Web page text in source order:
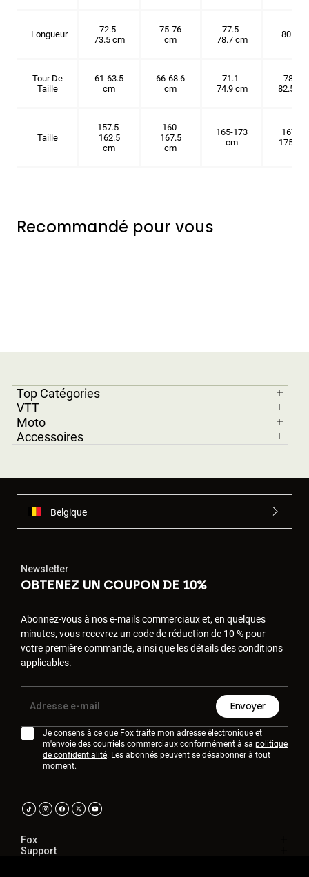
Longueur
72.5-
73.5 cm
75-76
cm
77.5-
78.7 cm
80 cm
Tour De
Taille
61-63.5
cm
66-68.6
cm
71.1-
74.9 cm
78.7-
82.5 cm
Taille
157.5-
162.5
cm
160-
167.5
cm
165-173
cm
167.5-
175 cm
Recommandé pour vous
Top Catégories
VTT
Moto
Accessoires
Belgique
Newsletter
OBTENEZ UN COUPON DE 10%
Abonnez-vous à nos e-mails commerciaux et, en quelques
minutes, vous recevrez un code de réduction de 10 % pour
votre première commande, ainsi que les détails des conditions
applicables.
Envoyer
Je consens à ce que Fox traite mon adresse électronique et
m'envoie des courriels commerciaux conformément à sa politique
de confidentialité. Les abonnés peuvent se désabonner à tout
moment.
Fox
Support